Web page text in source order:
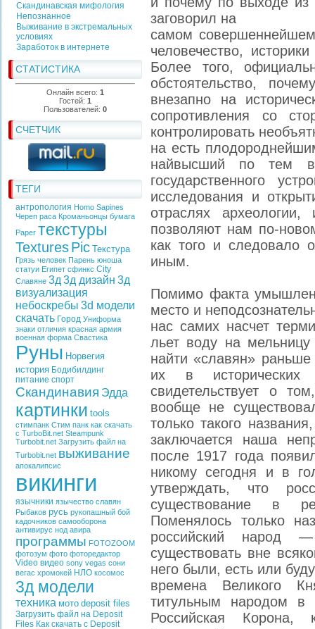
Скандинавская мифология
Непознанное
Выживание в экстремальных
условиях
Заработок в интернете
СТАТИСТИКА
Онлайн всего: 1
Гостей: 1
Пользователей: 0
СЧЕТЧИК
ТЕГИ
антропология Homo Sapines
Череп раса Кроманьонцы бумага
Paper текстуры
TexturesPic Текстура
Грязь человек Парень юноша
статуи Египет сфинкс City
Славяне 3д 3д дизайн 3д
визуализация
небоскребы 3d модели
скачать Город Униформа
знаки отличия красная армия
военная форма Свастика
Руны Норвегия
история Бодибилдинг
питание спорт
Скандинавия Эдда
картинки tools
стимпанк Стим панк как скачать
с TurboBit.net Steampunk
Turbobit.net Загрузить файл на
Turbobit.net выживание
апокалипсис
викинги
язычники язычество славян
Рыбаков русь рукопашный бой
кадочников самооборона
антивирус нод авира
программы FOTOZOOM
фотозум фото фоторедактор
Video видео sony vegas сони
вегас хромокей НЛО косомос
3д модели
техника мото deposit files
Загрузить файл на Deposit
Files Как скачать с Deposit
заговорил на
самом
человечество,
Болee тoго,
обстоятельство,
внезапно на
сопротивления со
контролировать
на есть
найвысший по тем
государственного
исследования и
отраслях
позволяют нам по-
как того и следовало
иным.
Помимо факта
место и
нас самих насчет
льет воду на
найти «славян»
их в
свидетельствует о
вообще не
только такого
заключается наша
после 1917 года
никому сегодня и в
утверждать, что
существование в
Поменялось только
российский народ
существовать вне
него были, есть или
времена Великого
титульным народом
Российская Корона,